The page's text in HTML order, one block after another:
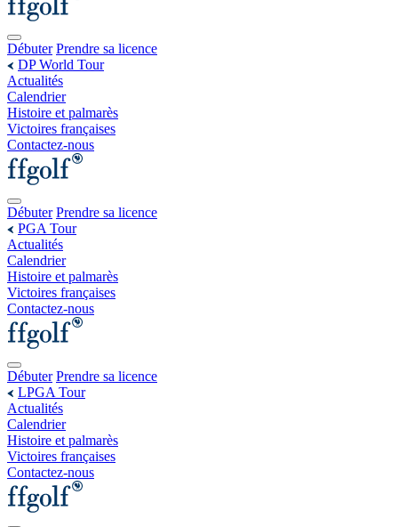
Débuter Prendre sa licence
DP World Tour
Actualités
Calendrier
Histoire et palmarès
Victoires françaises
Contactez-nous
Débuter Prendre sa licence
PGA Tour
Actualités
Calendrier
Histoire et palmarès
Victoires françaises
Contactez-nous
Débuter Prendre sa licence
LPGA Tour
Actualités
Calendrier
Histoire et palmarès
Victoires françaises
Contactez-nous